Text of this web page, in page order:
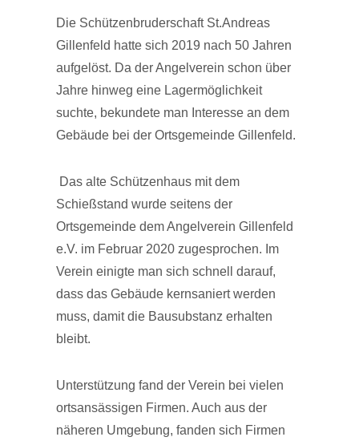
Die Schützenbruderschaft St.Andreas
Gillenfeld hatte sich 2019 nach 50 Jahren
aufgelöst. Da der Angelverein schon über
Jahre hinweg eine Lagermöglichkeit
suchte, bekundete man Interesse an dem
Gebäude bei der Ortsgemeinde Gillenfeld.
Das alte Schützenhaus mit dem
Schießstand wurde seitens der
Ortsgemeinde dem Angelverein Gillenfeld
e.V. im Februar 2020 zugesprochen. Im
Verein einigte man sich schnell darauf,
dass das Gebäude kernsaniert werden
muss, damit die Bausubstanz erhalten
bleibt.
Unterstützung fand der Verein bei vielen
ortsansässigen Firmen. Auch aus der
näheren Umgebung, fanden sich Firmen